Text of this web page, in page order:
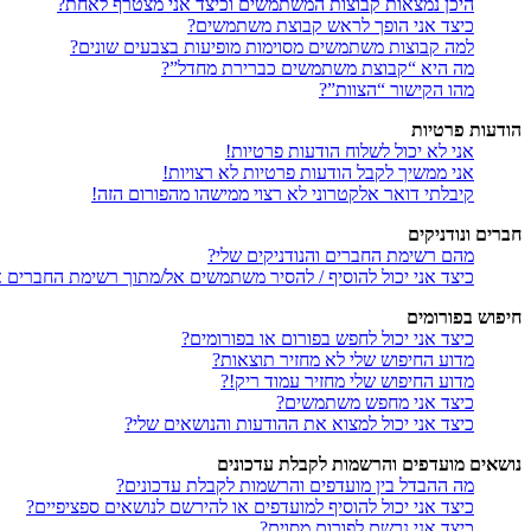
כיצד אני הופך לראש קבוצת משתמשים?
למה קבוצות משתמשים מסוימות מופיעות בצבעים שונים?
מה היא “קבוצת משתמשים כברירת מחדל”?
מהו הקישור “הצוות”?
הודעות פרטיות
אני לא יכול לשלוח הודעות פרטיות!
אני ממשיך לקבל הודעות פרטיות לא רצויות!
קיבלתי דואר אלקטרוני לא רצוי ממישהו מהפורום הזה!
חברים ונודניקים
מהם רשימת החברים והנודניקים שלי?
כיצד אני יכול להוסיף / להסיר משתמשים אל/מתוך רשימת החברים
חיפוש בפורומים
כיצד אני יכול לחפש בפורום או בפורומים?
מדוע החיפוש שלי לא מחזיר תוצאות?
מדוע החיפוש שלי מחזיר עמוד ריק!?
כיצד אני מחפש משתמשים?
כיצד אני יכול למצוא את ההודעות והנושאים שלי?
נושאים מועדפים והרשמות לקבלת עדכונים
מה ההבדל בין מועדפים והרשמות לקבלת עדכונים?
כיצד אני יכול להוסיף למועדפים או להירשם לנושאים ספציפיים?